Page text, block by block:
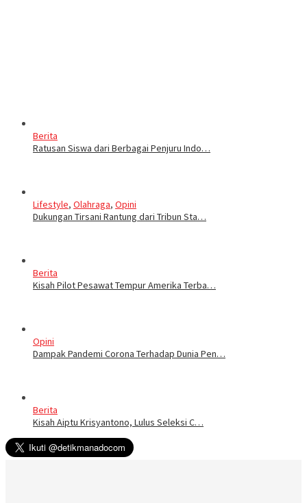
Berita
Ratusan Siswa dari Berbagai Penjuru Indo…
Lifestyle, Olahraga, Opini
Dukungan Tirsani Rantung dari Tribun Sta…
Berita
Kisah Pilot Pesawat Tempur Amerika Terba…
Opini
Dampak Pandemi Corona Terhadap Dunia Pen…
Berita
Kisah Aiptu Krisyantono, Lulus Seleksi C…